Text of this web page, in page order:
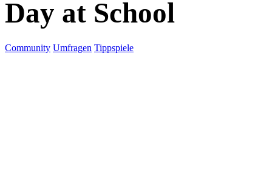
Day at School
Community Umfragen Tippspiele